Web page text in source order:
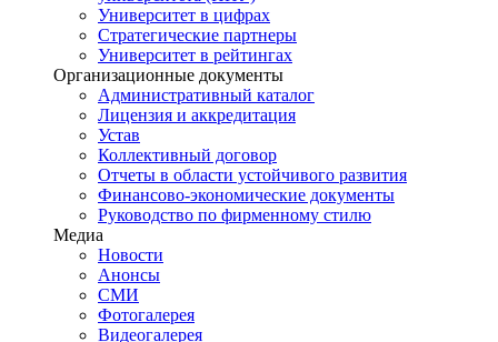
Университет в цифрах
Стратегические партнеры
Университет в рейтингах
Организационные документы
Административный каталог
Лицензия и аккредитация
Устав
Коллективный договор
Отчеты в области устойчивого развития
Финансово-экономические документы
Руководство по фирменному стилю
Медиа
Новости
Анонсы
СМИ
Фотогалерея
Видеогалерея